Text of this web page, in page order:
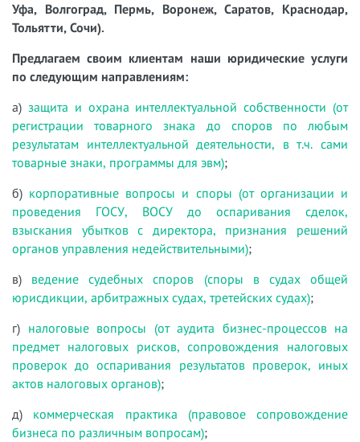
Уфа, Волгоград, Пермь, Воронеж, Саратов, Краснодар,
Тольятти, Сочи).
Предлагаем своим клиентам наши юридические услуги
по следующим направлениям:
а) защита и охрана интеллектуальной собственности (от
регистрации товарного знака до споров по любым
результатам интеллектуальной деятельности, в т.ч. сами
товарные знаки, программы для эвм);
б) корпоративные вопросы и споры (от организации и
проведения ГОСУ, ВОСУ до оспаривания сделок,
взыскания убытков с директора, признания решений
органов управления недействительными);
в) ведение судебных споров (споры в судах общей
юрисдикции, арбитражных судах, третейских судах);
г) налоговые вопросы (от аудита бизнес-процессов на
предмет налоговых рисков, сопровождения налоговых
проверок до оспаривания результатов проверок, иных
актов налоговых органов);
д) коммерческая практика (правовое сопровождение
бизнеса по различным вопросам);